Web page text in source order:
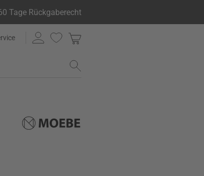
Tage Rückgaberecht